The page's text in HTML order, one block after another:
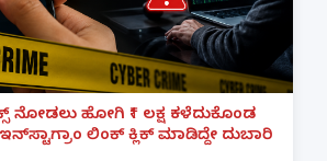
ನೋಡಲು ಹೋಗಿ ₹1 ಲಕ್ಷ ಕಳೆದುಕೊಂಡ
ಲಿಂಕ್ ಕ್ಲಿಕ್ ಮಾಡಿದ್ದೇ ದುಬಾರಿ